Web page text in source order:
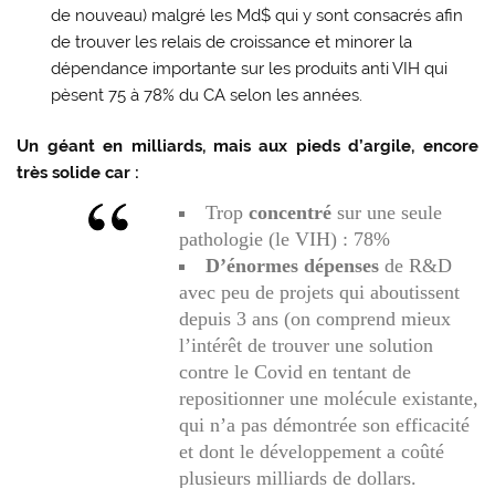
de nouveau) malgré les Md$ qui y sont consacrés afin
de trouver les relais de croissance et minorer la
dépendance importante sur les produits anti VIH qui
pèsent 75 à 78% du CA selon les années.
Un géant en milliards, mais aux pieds d’argile, encore
très solide car :
Trop concentrésur une seule
pathologie (le VIH) : 78%
D’énormes dépensesde R&D
avec peu de projets qui aboutissent
depuis 3 ans (on comprend mieux
l’intérêt de trouver une solution
contre le Covid en tentant de
repositionner une molécule existante,
qui n’a pas démontrée son efficacité
et dont le développement a coûté
plusieurs milliards de dollars.